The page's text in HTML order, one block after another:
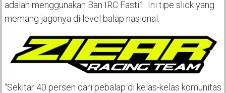
adalah menggunakan Ban IRC Fasti1. Ini tipe slick yang
memang jagonya di level balap nasional.
“Sekitar 40 persen dari pebalap di kelas-kelas komunitas